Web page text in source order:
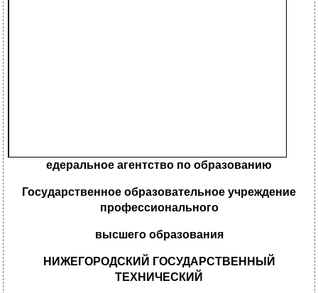
едеральное агентство по образованию
Государственное образовательное учреждение
профессионального
высшего образования
НИЖЕГОРОДСКИЙ ГОСУДАРСТВЕННЫЙ
ТЕХНИЧЕСКИЙ